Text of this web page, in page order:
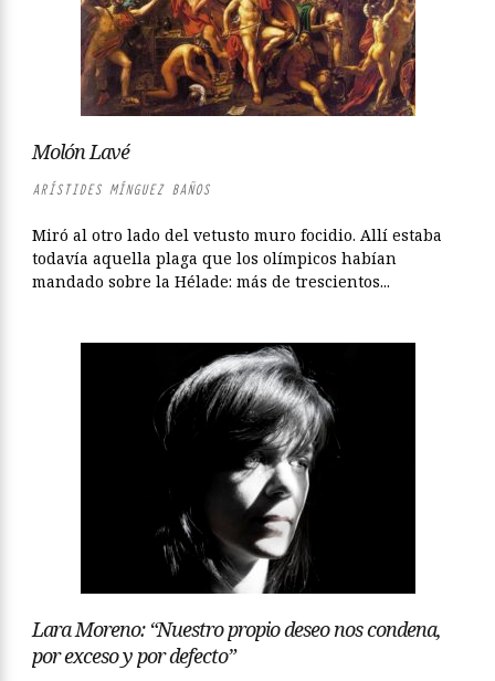
Molón Lavé
ARÍSTIDES MÍNGUEZ BAÑOS
Miró al otro lado del vetusto muro focidio. Allí estaba
todavía aquella plaga que los olímpicos habían
mandado sobre la Hélade: más de trescientos...
Lara Moreno: “Nuestro propio deseo nos condena,
por exceso y por defecto”